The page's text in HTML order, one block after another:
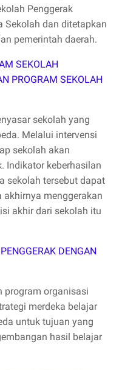
Penggerak
Sekolah dan ditetapkan
pemerintah daerah.
SEKOLAH
PROGRAM SEKOLAH
sekolah yang
Melalui intervensi
sekolah akan
Indikator keberhasilan
sekolah tersebut dapat
menggerakan
akhir dari sekolah itu
DENGAN
program organisasi
merdeka belajar
untuk tujuan yang
hasil belajar